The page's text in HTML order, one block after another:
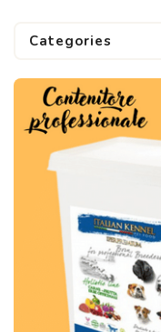
Categories